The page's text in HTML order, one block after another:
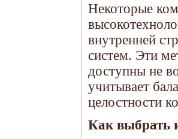
Некоторые
внутренней
систем. Эти
доступны не
учитывает
целостности
Как выбрать